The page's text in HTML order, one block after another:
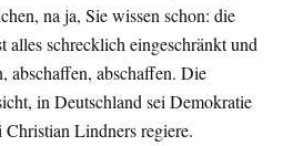
na ja, Sie wissen schon: die
alles schrecklich eingeschränkt und
abschaffen, abschaffen. Die
in Deutschland sei Demokratie
Lindners regiere.